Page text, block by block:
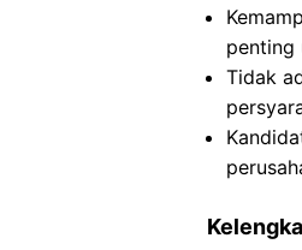
penting
Tidak